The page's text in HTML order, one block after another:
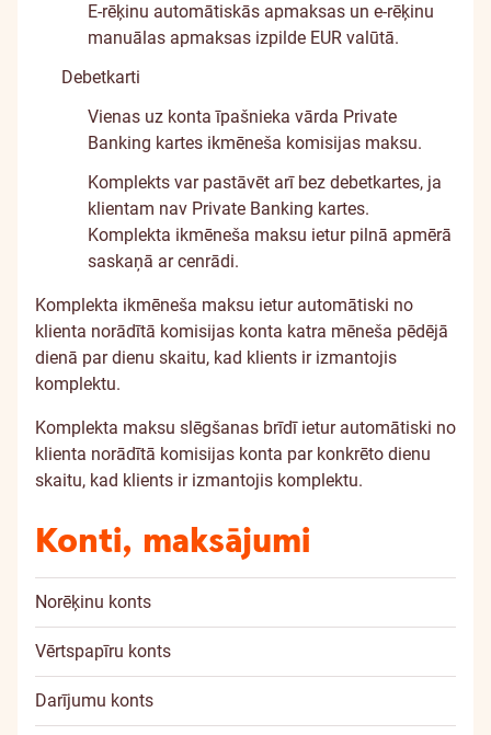
E-rēķinu automātiskās apmaksas un e-rēķinu
manuālas apmaksas izpilde EUR valūtā.
Debetkarti
Vienas uz konta īpašnieka vārda Private
Banking kartes ikmēneša komisijas maksu.
Komplekts var pastāvēt arī bez debetkartes, ja
klientam nav Private Banking kartes.
Komplekta ikmēneša maksu ietur pilnā apmērā
saskaņā arcenrādi.
Komplekta ikmēneša maksu ietur automātiski no
klienta norādītā komisijas konta katra mēneša pēdējā
dienā par dienu skaitu, kad klients ir izmantojis
komplektu.
Komplekta maksu slēgšanas brīdī ietur automātiski no
klienta norādītā komisijas konta par konkrēto dienu
skaitu, kad klients ir izmantojis komplektu.
Konti, maksājumi
Norēķinu konts
Vērtspapīru konts
Darījumu konts